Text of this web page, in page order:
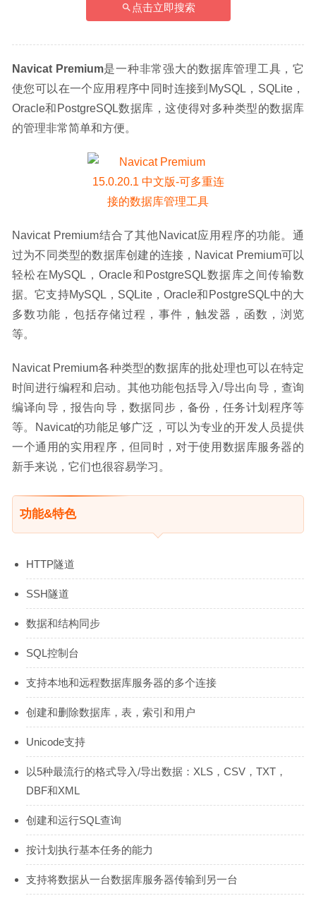
点击立即搜索
Navicat Premium是一种非常强大的数据库管理工具，它
使您可以在一个应用程序中同时连接到MySQL，SQLite，
Oracle和PostgreSQL数据库，这使得对多种类型的数据库
的管理非常简单和方便。
Navicat Premium结合了其他Navicat应用程序的功能。通
过为不同类型的数据库创建的连接，Navicat Premium可以
轻松在MySQL，Oracle和PostgreSQL数据库之间传输数
据。它支持MySQL，SQLite，Oracle和PostgreSQL中的大
多数功能，包括存储过程，事件，触发器，函数，浏览
等。
Navicat Premium各种类型的数据库的批处理也可以在特定
时间进行编程和启动。其他功能包括导入/导出向导，查询
编译向导，报告向导，数据同步，备份，任务计划程序等
等。Navicat的功能足够广泛，可以为专业的开发人员提供
一个通用的实用程序，但同时，对于使用数据库服务器的
新手来说，它们也很容易学习。
功能&特色
HTTP隧道
SSH隧道
数据和结构同步
SQL控制台
支持本地和远程数据库服务器的多个连接
创建和删除数据库，表，索引和用户
Unicode支持
以5种最流行的格式导入/导出数据：XLS，CSV，TXT，
DBF和XML
创建和运行SQL查询
按计划执行基本任务的能力
支持将数据从一台数据库服务器传输到另一台